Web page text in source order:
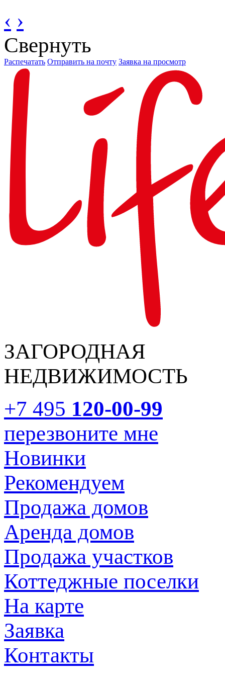
‹ ›
Свернуть
Распечатать Отправить на почту Заявка на просмотр
ЗАГОРОДНАЯ
НЕДВИЖИМОСТЬ
+7 495 120-00-99
перезвоните мне
Новинки
Рекомендуем
Продажа домов
Аренда домов
Продажа участков
Коттеджные поселки
На карте
Заявка
Контакты